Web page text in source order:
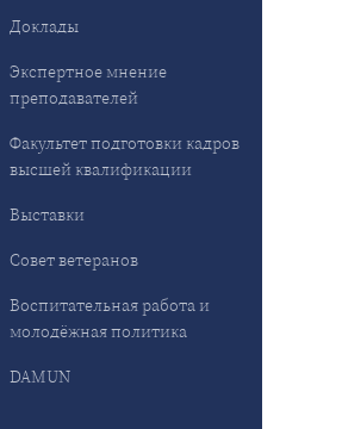
Доклады
Экспертное мнение
преподавателей
Факультет подготовки кадров
высшей квалификации
Выставки
Совет ветеранов
Воспитательная работа и
молодёжная политика
DAMUN